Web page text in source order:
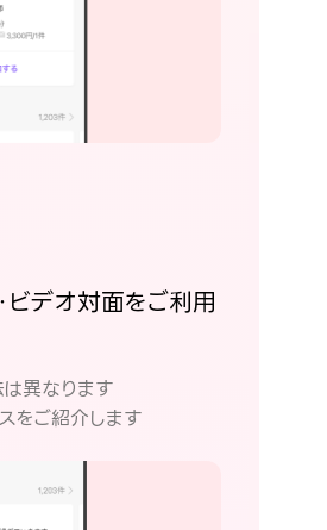
ビデオ対面をご利用
異なります
をご紹介します